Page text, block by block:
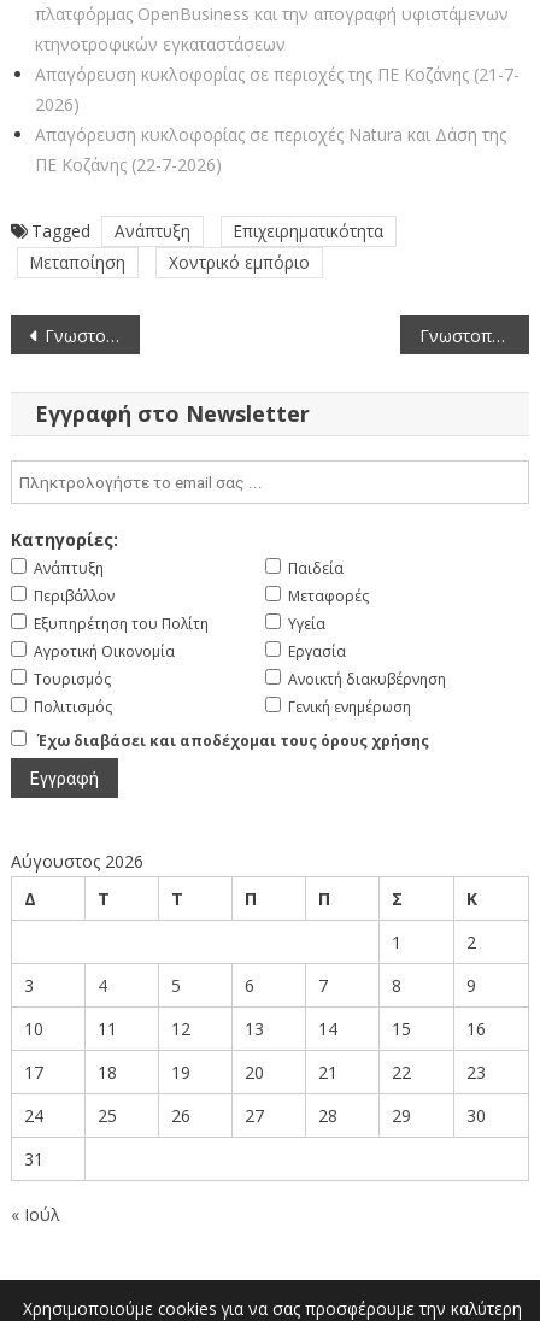
πλατφόρμας OpenBusiness και την απογραφή υφιστάμενων
κτηνοτροφικών εγκαταστάσεων
Απαγόρευση κυκλοφορίας σε περιοχές της ΠΕ Κοζάνης (21-7-
2026)
Απαγόρευση κυκλοφορίας σε περιοχές Natura και Δάση της
ΠΕ Κοζάνης (22-7-2026)
Tagged Ανάπτυξη
Επιχειρηματικότητα
Μεταποίηση
Χοντρικό εμπόριο
Πλοήγηση
άρθρων
Γνωστοποίηση Λειτουργίας-Νέα “ΑΛΕΞΑΝΔΡΟΣ ΧΡΙΣΤΟΦΟΡΙΔΗΣ” Κατασκευή Εγχόρδων Μουσικών Οργάνων Και Εξαρτημάτων Μουσικών Οργάνων Γνωστοποίηση Λειτουργία-Νέα “ΙΩΑΝΝΗΣ ΤΙΤΟΠΟΥΛΟΣ” Εργαστήριο μεταποίησης γούνας Δήμος Βοίου
Εγγραφή στο Newsletter
Κατηγορίες:
Ανάπτυξη
Περιβάλλον
Εξυπηρέτηση του Πολίτη
Αγροτική Οικονομία
Τουρισμός
Πολιτισμός
Παιδεία
Μεταφορές
Υγεία
Εργασία
Ανοικτή διακυβέρνηση
Γενική ενημέρωση
Έχω διαβάσει και αποδέχομαι τους όρους χρήσης
Αύγουστος 2026
Δ
Τ Τ Π Π Σ
Κ
1
2
3
4 5 6 7 8
9
10
11 12 13 14 15
16
17
18 19 20 21 22
23
24
25 26 27 28 29
30
31
« Ιούλ
Χρησιμοποιούμε cookies για να σας προσφέρουμε την καλύτερη